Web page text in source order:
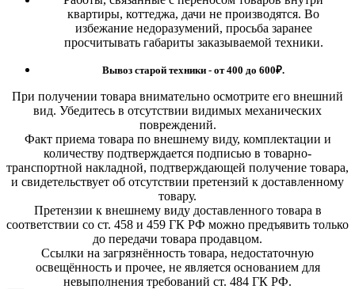
квартиры, коттеджа, дачи не производятся. Во
избежание недоразумений, просьба заранее
просчитывать габариты заказываемой техники.
Вывоз старой техники - от 400 до 600₽.
При получении товара внимательно осмотрите его внешний
вид. Убедитесь в отсутствии видимых механических
повреждений.
Факт приема товара по внешнему виду, комплектации и
количеству подтверждается подписью в товарно-
транспортной накладной, подтверждающей получение товара,
и свидетельствует об отсутствии претензий к доставленному
товару.
Претензии к внешнему виду доставленного товара в
соответствии со ст. 458 и 459 ГК РФ можно предъявить только
до передачи товара продавцом.
Ссылки на загрязнённость товара, недостаточную
освещённость и прочее, не является основанием для
невыполнения требований ст. 484 ГК РФ.